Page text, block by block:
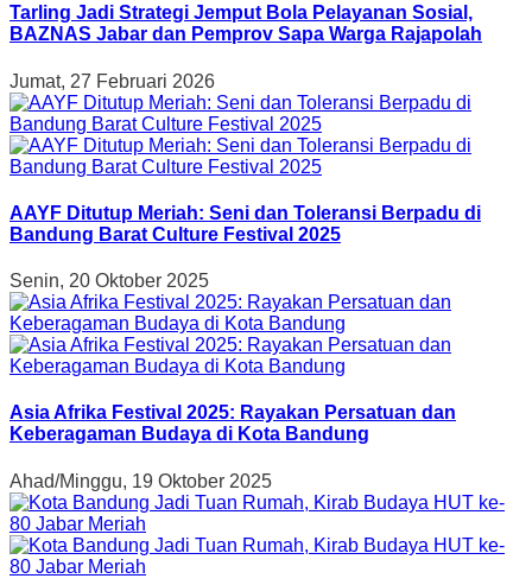
Tarling Jadi Strategi Jemput Bola Pelayanan Sosial,
BAZNAS Jabar dan Pemprov Sapa Warga Rajapolah
Jumat, 27 Februari 2026
AAYF Ditutup Meriah: Seni dan Toleransi Berpadu di
Bandung Barat Culture Festival 2025
Senin, 20 Oktober 2025
Asia Afrika Festival 2025: Rayakan Persatuan dan
Keberagaman Budaya di Kota Bandung
Ahad/Minggu, 19 Oktober 2025